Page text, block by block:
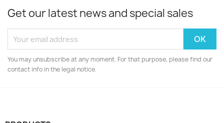
Get our latest news and special sales
You may unsubscribe at any moment. For that purpose, please find our
contact info in the legal notice.